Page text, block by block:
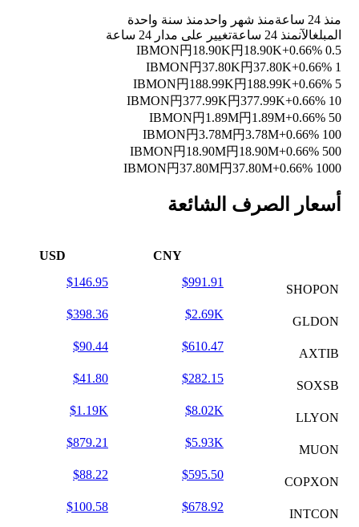
منذ 24 ساعة منذ شهر واحدمنذ سنة واحدة
المبلغالآنمنذ 24 ساعة
تغيير على مدار 24 ساعة
0.5 IBMON
円18.90K円18.90K+0.66%
1 IBMON
円37.80K円37.80K+0.66%
5 IBMON
円188.99K円188.99K+0.66%
10 IBMON
円377.99K円377.99K+0.66%
50 IBMON
円1.89M円1.89M+0.66%
100 IBMON
円3.78M円3.78M+0.66%
500 IBMON
円18.90M円18.90M+0.66%
1000 IBMON
円37.80M円37.80M+0.66%
أسعار الصرف الشائعة
CNY
USD
SHOPON
$991.91
$146.95
GLDON
$2.69K
$398.36
AXTIB
$610.47
$90.44
SOXSB
$282.15
$41.80
LLYON
$8.02K
$1.19K
MUON
$5.93K
$879.21
COPXON
$595.50
$88.22
INTCON
$678.92
$100.58